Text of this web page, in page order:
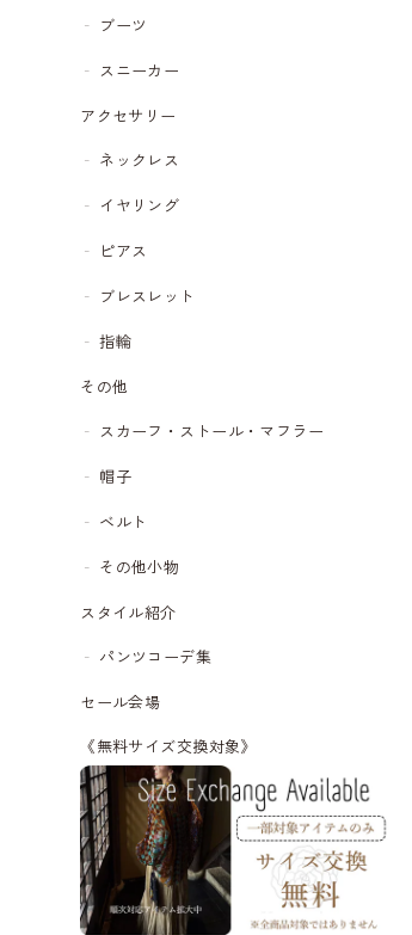
ブーツ
スニーカー
アクセサリー
ネックレス
イヤリング
ピアス
ブレスレット
指輪
その他
スカーフ・ストール・マフラー
帽子
ベルト
その他小物
スタイル紹介
パンツコーデ集
セール会場
《無料サイズ交換対象》